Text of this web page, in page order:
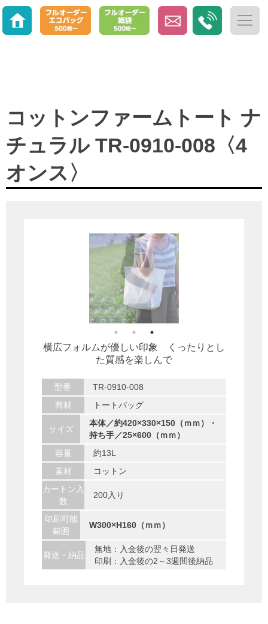
コットンファームトート ナ
チュラル TR-0910-008〈4
オンス〉
横広フォルムが優しい印象 くったりとし
た質感を楽しんで
型番
TR-0910-008
商材
トートバッグ
サイズ
本体／約420×330×150（ｍｍ）・
持ち手／25×600（ｍｍ）
容量
約13L
素材
コットン
カートン入
数
200入り
印刷可能
範囲
W300×H160（ｍｍ）
発送・納品
無地：入金後の翌々日発送
印刷：入金後の2～3週間後納品